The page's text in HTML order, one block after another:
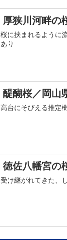
厚狭川河畔の
桜に挟まれるように
あり
醍醐桜／岡山
高台にそびえる推定
徳佐八幡宮の
受け継がれてきた、